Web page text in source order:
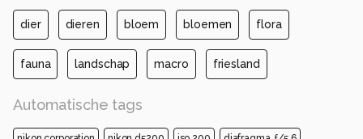
dier dieren bloem bloemen flora
fauna landschap macro friesland
Automatische tags